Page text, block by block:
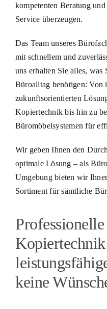
kompetenten Beratung
Service überzeugen.
Das Team unseres
mit schnellem und
uns erhalten Sie alles, was
Büroalltag benötigen: Von
zukunftsorientierten
Kopiertechnik bis hin zu
Büromöbelsystemen für
Wir geben Ihnen den
optimale Lösung – als
Umgebung bieten wir
Sortiment für sämtliche
keine